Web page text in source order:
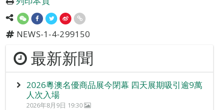
NEWS-1-4-299150
最新新聞
2026粵澳名優商品展今閉幕 四天展期吸引逾9萬
人次入場
2026年8月9日 19:30